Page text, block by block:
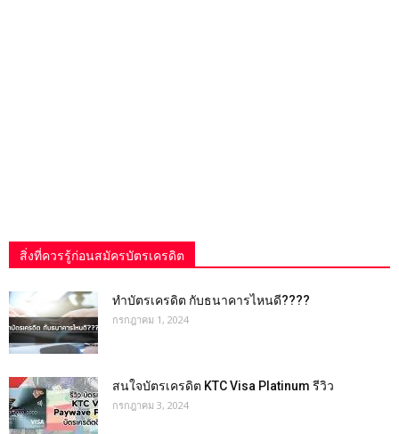
สิ่งที่ควรรู้ก่อนสมัครบัตรเครดิต
ทำบัตรเครดิต กับธนาคารไหนดี????
กรกฎาคม 1, 2024
สนใจบัตรเครดิต KTC Visa Platinum รีวิว
กรกฎาคม 3, 2024